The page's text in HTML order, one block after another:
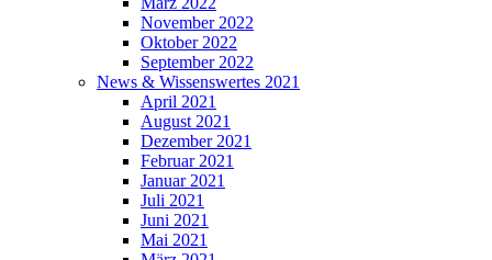
November 2022
Oktober 2022
September 2022
News & Wissenswertes 2021
April 2021
August 2021
Dezember 2021
Februar 2021
Januar 2021
Juli 2021
Juni 2021
Mai 2021